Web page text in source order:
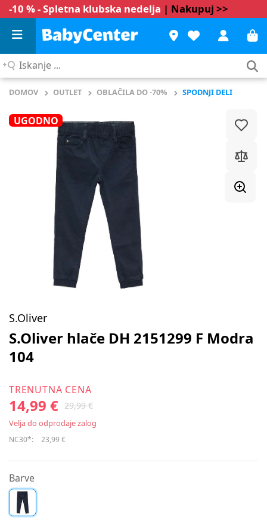
-10 % - Spletna klubska nedelja | Nakupuj >>
Iskanje
DOMOV OUTLET OBLAČILA DO -70% SPODNJI DELI
UGODNO
S.Oliver
S.Oliver hlače DH 2151299 F Modra
104
TRENUTNA CENA
14,99 € 29,99 €
Velja do odprodaje zalog
NC30*: 23,99 €
Barve